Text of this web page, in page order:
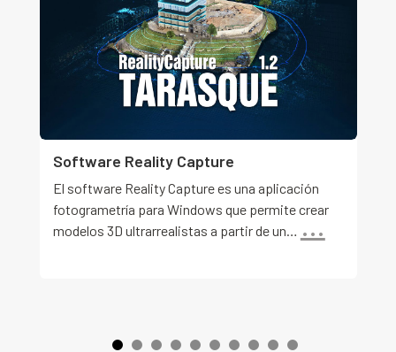
Software Reality Capture
El software Reality Capture es una aplicación
fotogrametría para Windows que permite crear
modelos 3D ultrarrealistas a partir de un… …